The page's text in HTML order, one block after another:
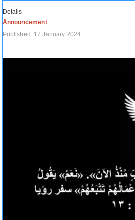
Details
Announcement
Published: 17 January 2024